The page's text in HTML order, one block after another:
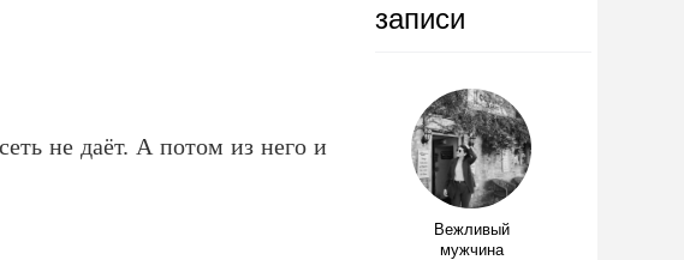
не даёт. А потом из него и
записи
Вежливый
мужчина